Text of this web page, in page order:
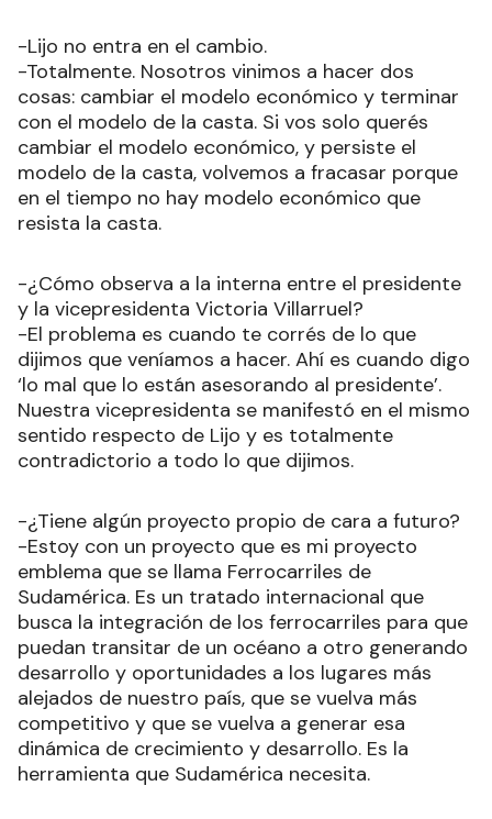
-Lijo no entra en el cambio.
-Totalmente. Nosotros vinimos a hacer dos
cosas: cambiar el modelo económico y terminar
con el modelo de la casta. Si vos solo querés
cambiar el modelo económico, y persiste el
modelo de la casta, volvemos a fracasar porque
en el tiempo no hay modelo económico que
resista la casta.
-¿Cómo observa a la interna entre el presidente
y la vicepresidenta Victoria Villarruel?
-El problema es cuando te corrés de lo que
dijimos que veníamos a hacer. Ahí es cuando digo
‘lo mal que lo están asesorando al presidente’.
Nuestra vicepresidenta se manifestó en el mismo
sentido respecto de Lijo y es totalmente
contradictorio a todo lo que dijimos.
-¿Tiene algún proyecto propio de cara a futuro?
-Estoy con un proyecto que es mi proyecto
emblema que se llama Ferrocarriles de
Sudamérica. Es un tratado internacional que
busca la integración de los ferrocarriles para que
puedan transitar de un océano a otro generando
desarrollo y oportunidades a los lugares más
alejados de nuestro país, que se vuelva más
competitivo y que se vuelva a generar esa
dinámica de crecimiento y desarrollo. Es la
herramienta que Sudamérica necesita.